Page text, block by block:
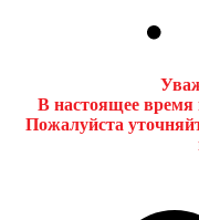
В настоящее время
Пожалуйста